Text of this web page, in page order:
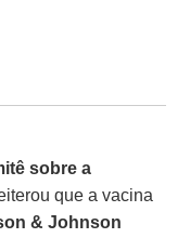
sobre a
que a vacina
& Johnson